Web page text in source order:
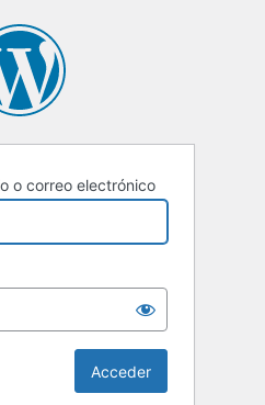
o correo electrónico